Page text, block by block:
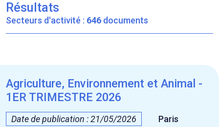
Résultats
Secteurs d'activité : 646 documents
Agriculture, Environnement et Animal -
1ER TRIMESTRE 2026
Date de publication : 21/05/2026 Paris